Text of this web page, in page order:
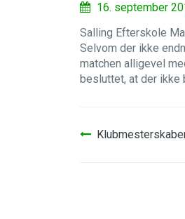
16. september
Salling Efterskole
Selvom der ikke
matchen alligevel
besluttet, at der ikke